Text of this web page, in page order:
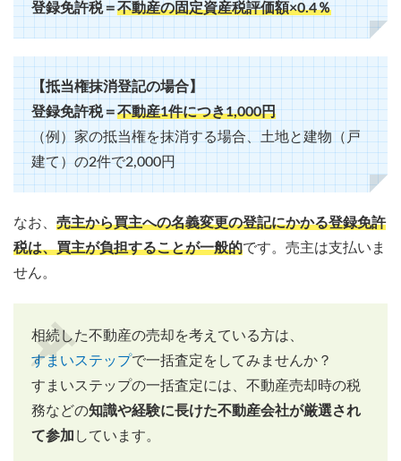
登録免許税＝不動産の固定資産税評価額×0.4％
【抵当権抹消登記の場合】
登録免許税＝不動産1件につき1,000円
（例）家の抵当権を抹消する場合、土地と建物（戸
建て）の2件で2,000円
なお、 売主から買主への名義変更の登記にかかる登録免許
税は、買主が負担することが一般的です。売主は支払いま
せん。
相続した不動産の売却を考えている方は、
すまいステップで一括査定をしてみませんか？
すまいステップの一括査定には、不動産売却時の税
務などの知識や経験に長けた不動産会社が厳選され
て参加 しています。